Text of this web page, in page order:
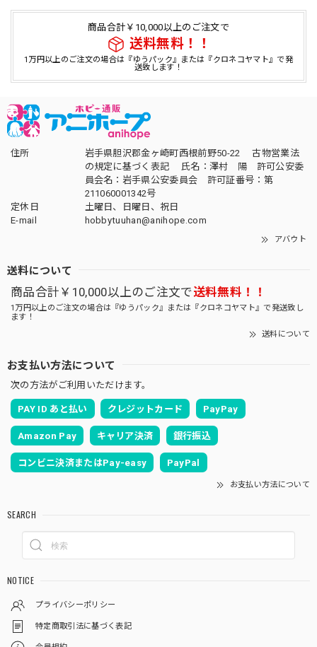
商品合計￥10,000以上のご注文で
送料無料！！
1万円以上のご注文の場合は『ゆうパック』または『クロネコヤマト』で発
送致します！
住所
岩手県胆沢郡金ヶ崎町西根前野50-22 古物営業法
の規定に基づく表記 氏名：澤村 陽 許可公安委
員会名：岩手県公安委員会 許可証番号：第
211060001342号
定休日
土曜日、日曜日、祝日
E-mail
hobbytuuhan@anihope.com
アバウト
送料について
商品合計￥10,000以上のご注文で送料無料！！
1万円以上のご注文の場合は『ゆうパック』または『クロネコヤマト』で発送致し
ます！
送料について
お支払い方法について
次の方法がご利用いただけます。
PAY ID あと払い クレジットカード PayPay
Amazon Pay キャリア決済 銀行振込
コンビニ決済またはPay-easy PayPal
お支払い方法について
SEARCH
NOTICE
プライバシーポリシー
特定商取引法に基づく表記